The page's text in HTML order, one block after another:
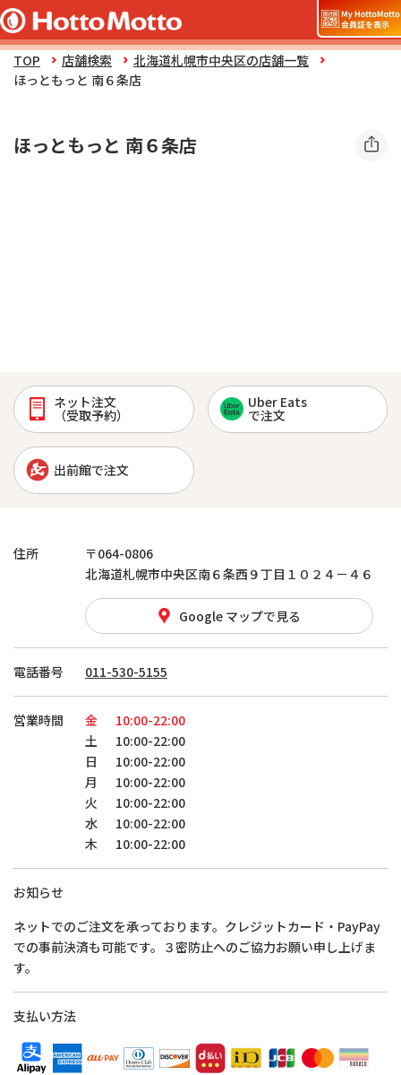
TOP 店舗検索
北海道札幌市中央区の店舗一覧
ほっともっと 南６条店
ほっともっと 南６条店
ネット注文
（受取予約）
Uber Eats
で注文
出前館で注文
住所
〒064-0806
北海道札幌市中央区南６条西９丁目１０２４－４６
Google マップで見る
電話番号 011-530-5155
営業時間 金
10:00-22:00
土
10:00-22:00
日
10:00-22:00
月
10:00-22:00
火
10:00-22:00
水
10:00-22:00
木
10:00-22:00
お知らせ
ネットでのご注文を承っております。クレジットカード・PayPay
での事前決済も可能です。３密防止へのご協力お願い申し上げま
す。
支払い方法